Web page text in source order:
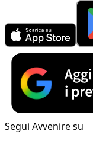
Segui Avvenire su